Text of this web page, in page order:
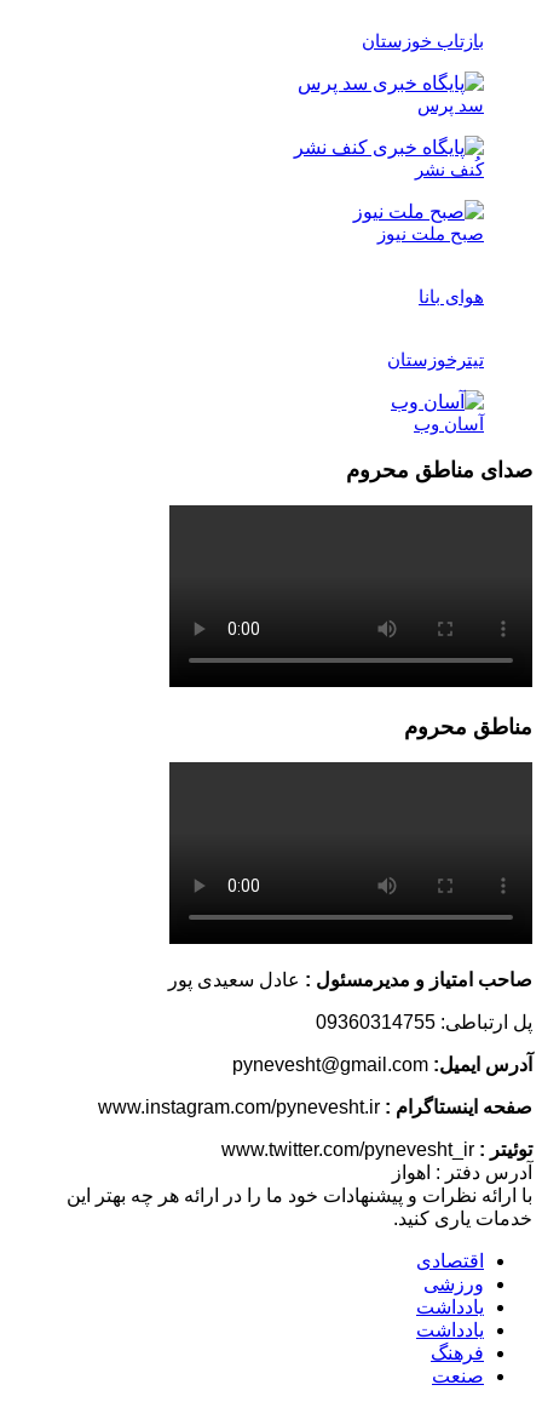
بازتاب خوزستان
سد پرس
کُنف نشر
صبح ملت نیوز
هوای بانا
تیترخوزستان
آسان وب
صدای مناطق محروم
مناطق محروم
صاحب امتیاز و مدیرمسئول : عادل سعیدی پور
پل ارتباطی: 09360314755
آدرس ایمیل:
صفحه اینستاگرام :
توئیتر :
آدرس دفتر : اهواز
با ارائه نظرات و پیشنهادات خود ما را در ارائه هر چه بهتر این
خدمات یاری کنید.
اقتصادی
ورزشی
یادداشت
یادداشت
فرهنگ
صنعت